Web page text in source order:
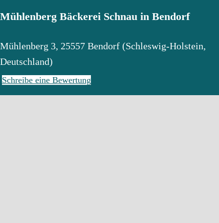
Mühlenberg Bäckerei Schnau in Bendorf
Mühlenberg 3, 25557 Bendorf (Schleswig-Holstein,
Deutschland)
Schreibe eine Bewertung